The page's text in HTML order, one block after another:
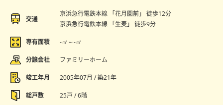
交通
京浜急行電鉄本線 「花月園前」 徒歩12分
京浜急行電鉄本線 「生麦」 徒歩9分
専有面積 -㎡～-㎡
分譲会社 ファミリーホーム
竣工年月 2005年07月 / 築21年
総戸数 25戸 / 6階